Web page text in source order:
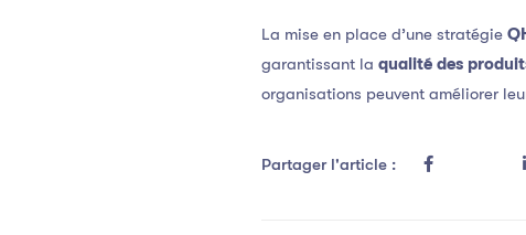
La mise en place d’une stratégie
garantissant la qualité des
organisations peuvent améliorer
Partager l'article :